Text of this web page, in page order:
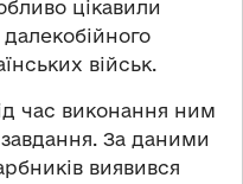
цікавили
військ.
час виконання ним
За даними
виявився